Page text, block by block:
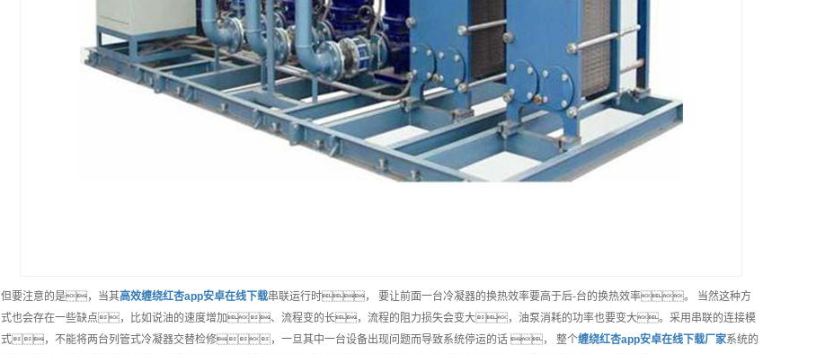
但要注意的是，当其高效缠绕红杏app安卓在线下载串联运行时， 要让前面一台冷凝器的换热效率要高于后-台的换热效率。 当然这种方
式也会存在一些缺点，比如说油的速度增加、流程变的长，流程的阻力损失会变大，油泵消耗的功率也要变大。采用串联的连接模
式，不能将两台列管式冷凝器交替检修，一旦其中一台设备出现问题而导致系统停运的话 ， 整个缠绕红杏app安卓在线下载厂家系统的